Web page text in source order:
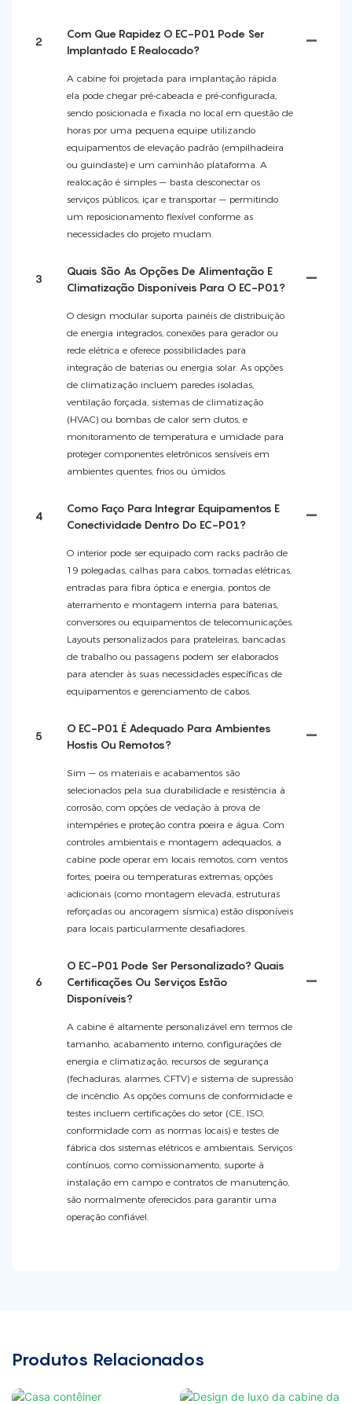
2
Com Que Rapidez O EC-P01 Pode Ser
Implantado E Realocado?
A cabine foi projetada para implantação rápida:
ela pode chegar pré-cabeada e pré-configurada,
sendo posicionada e fixada no local em questão de
horas por uma pequena equipe utilizando
equipamentos de elevação padrão (empilhadeira
ou guindaste) e um caminhão plataforma. A
realocação é simples — basta desconectar os
serviços públicos, içar e transportar — permitindo
um reposicionamento flexível conforme as
necessidades do projeto mudam.
3
Quais São As Opções De Alimentação E
Climatização Disponíveis Para O EC-P01?
O design modular suporta painéis de distribuição
de energia integrados, conexões para gerador ou
rede elétrica e oferece possibilidades para
integração de baterias ou energia solar. As opções
de climatização incluem paredes isoladas,
ventilação forçada, sistemas de climatização
(HVAC) ou bombas de calor sem dutos, e
monitoramento de temperatura e umidade para
proteger componentes eletrônicos sensíveis em
ambientes quentes, frios ou úmidos.
4
Como Faço Para Integrar Equipamentos E
Conectividade Dentro Do EC-P01?
O interior pode ser equipado com racks padrão de
19 polegadas, calhas para cabos, tomadas elétricas,
entradas para fibra óptica e energia, pontos de
aterramento e montagem interna para baterias,
conversores ou equipamentos de telecomunicações.
Layouts personalizados para prateleiras, bancadas
de trabalho ou passagens podem ser elaborados
para atender às suas necessidades específicas de
equipamentos e gerenciamento de cabos.
5
O EC-P01 É Adequado Para Ambientes
Hostis Ou Remotos?
Sim — os materiais e acabamentos são
selecionados pela sua durabilidade e resistência à
corrosão, com opções de vedação à prova de
intempéries e proteção contra poeira e água. Com
controles ambientais e montagem adequados, a
cabine pode operar em locais remotos, com ventos
fortes, poeira ou temperaturas extremas; opções
adicionais (como montagem elevada, estruturas
reforçadas ou ancoragem sísmica) estão disponíveis
para locais particularmente desafiadores.
6
O EC-P01 Pode Ser Personalizado? Quais
Certificações Ou Serviços Estão
Disponíveis?
A cabine é altamente personalizável em termos de
tamanho, acabamento interno, configurações de
energia e climatização, recursos de segurança
(fechaduras, alarmes, CFTV) e sistema de supressão
de incêndio. As opções comuns de conformidade e
testes incluem certificações do setor (CE, ISO,
conformidade com as normas locais) e testes de
fábrica dos sistemas elétricos e ambientais. Serviços
contínuos, como comissionamento, suporte à
instalação em campo e contratos de manutenção,
são normalmente oferecidos para garantir uma
operação confiável.
Produtos Relacionados